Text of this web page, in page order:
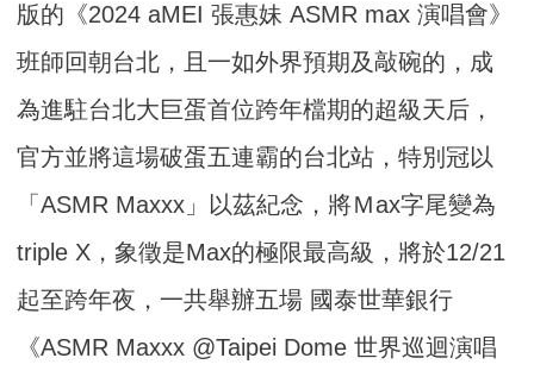
版的《2024 aMEI 張惠妹 ASMR max 演唱會》
班師回朝台北，且一如外界預期及敲碗的， 成
為進駐台北大巨蛋首位跨年檔期的超級天后，
官方並將這場破蛋五連霸的台北站，特別冠以
「ASMR Maxxx」以茲紀念，將Ｍax字尾變為
triple X，象徵是Max的極限最高級，將於12/21
起至跨年夜， 一共舉辦五場 國泰世華銀行
《ASMR Maxxx @Taipei Dome 世界巡迴演唱